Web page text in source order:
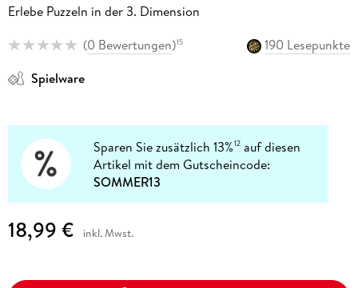
Erlebe Puzzeln in der 3. Dimension
(0 Bewertungen)15
190 Lesepunkte
Spielware
Sparen Sie zusätzlich 13%12 auf diesen
Artikel mit dem Gutscheincode:
SOMMER13
18,99 € inkl. Mwst.